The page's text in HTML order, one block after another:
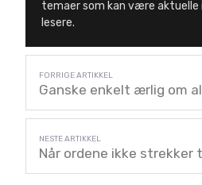
temaer som kan være aktuelle
lesere.
Ganske enkelt ærlig om
Når ordene ikke strekker